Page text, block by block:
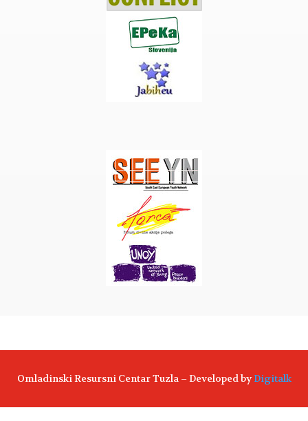
Omladinski Resursni Centar Tuzla – Developed byDigitalk